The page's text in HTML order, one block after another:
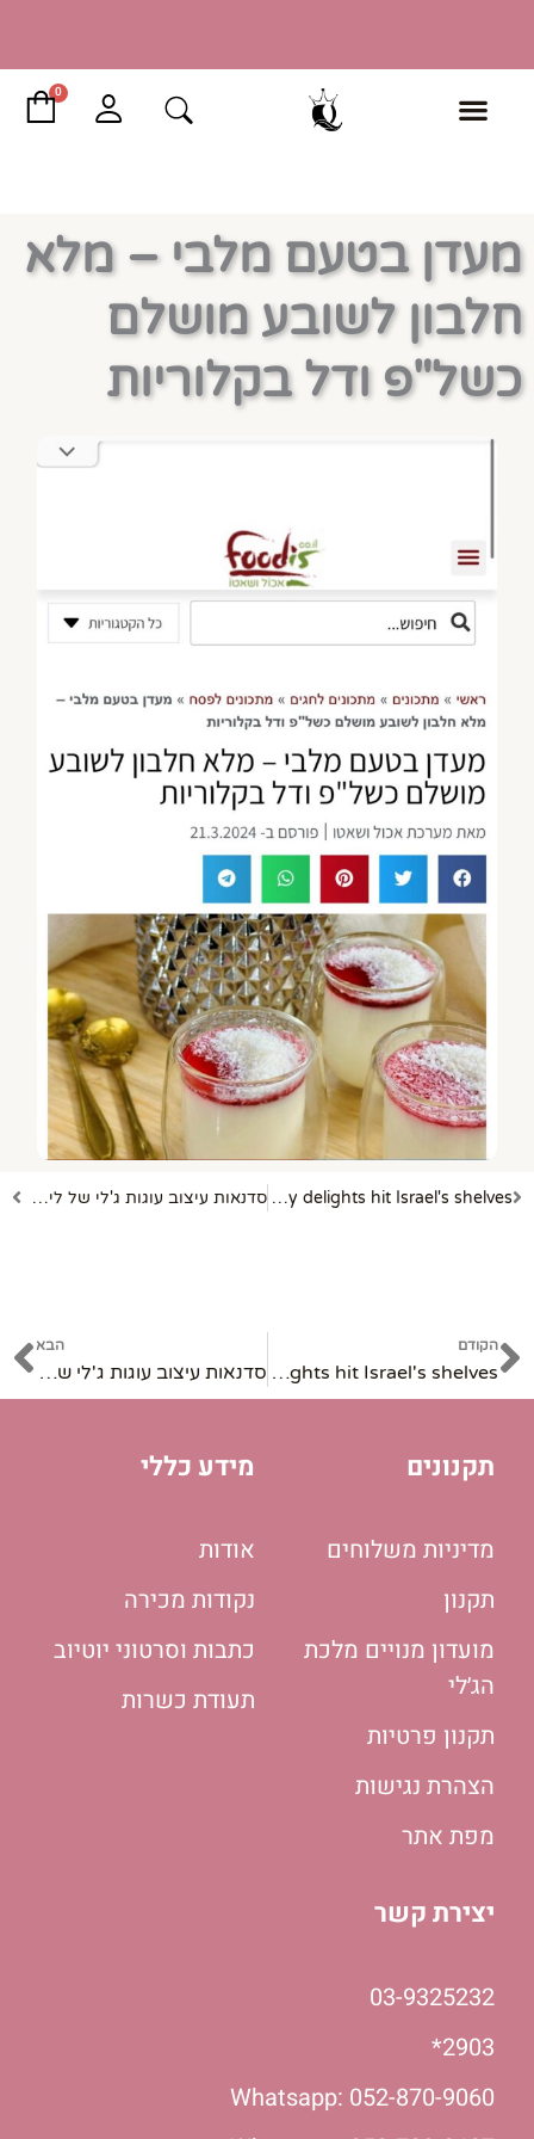
מזמינים ומגיעים לאסוף בתיאום 03-9325232
לחץ כאן
0
מעדן בטעם מלבי – מלא
חלבון לשובע מושלם
כשל"פ ודל בקלוריות
קודם Taste extravaganza: New culinary delights hit Israel's shelves סדנאות עיצוב עוגות ג'לי של ליאת חתוכה בפתח תקווה
קודם
הקודם
Taste extravaganza: New culinary delights hit Israel's shelves
הבא
סדנאות עיצוב עוגות ג'לי של ליאת חתוכה בפתח תקווה
תקנונים
מדיניות משלוחים
תקנון
מועדון מנויים מלכת
הג׳לי
תקנון פרטיות
הצהרת נגישות
מפת אתר
מידע כללי
אודות
נקודות מכירה
כתבות וסרטוני יוטיוב
תעודת כשרות
יצירת קשר
03-9325232
2903*
Whatsapp: 052-870-9060